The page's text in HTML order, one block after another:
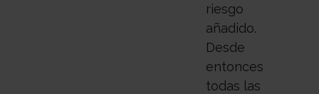
riesgo
añadido.
Desde
entonces
todas las